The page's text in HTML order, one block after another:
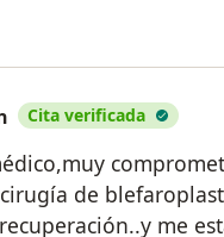
Cita verificada
de
me